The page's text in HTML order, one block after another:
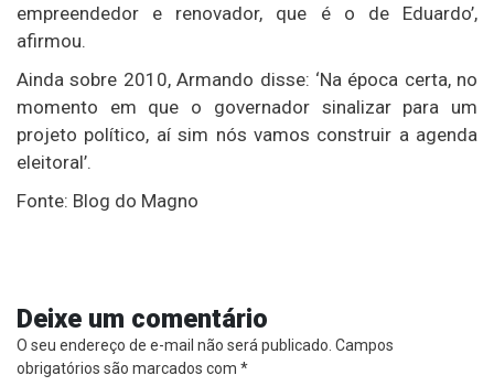
empreendedor e renovador, que é o de Eduardo’,
afirmou.
Ainda sobre 2010, Armando disse: ‘Na época certa, no
momento em que o governador sinalizar para um
projeto político, aí sim nós vamos construir a agenda
eleitoral’.
Fonte: Blog do Magno
Deixe um comentário
O seu endereço de e-mail não será publicado. Campos
obrigatórios são marcados com *